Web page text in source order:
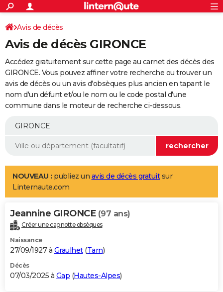
ACTUALITÉS
Politique
Société
Faits Divers
Education
Monde
Villes
+
SPORT
Coupe du monde 2026
Football
Tennis
Cyclisme
Rugby
Forum
Programme TV
TNT
Streaming
Cinéma
Sorties cinéma
Musique
+
FINANCE
Retraite
Epargne
Immobilier
Risques naturels par ville
Banque
Assurance
AUTO
Essais
Réserver un essai
Citadines
Berlines
SUV
Forum auto
+
Mobiles
Meilleur smartphone
Internet
Ordinateurs
Jeux vidéo
Guide high-tech
Aménagement intérieur
LIFESTYLE
Art de vivre
Bien-être
Loisirs
Mode
Modes de vie
Alimentation
Guide de la santé
Maladies
Médicaments
Sommeil
VOYAGE
Destinations
City break
Voyage nature
Voyage de noces
Forum
Climat
+PHOTO
GUIDES D'ACHAT
BONS PLANS
Avis de décès
Avis de décès GIRONCE
Accédez gratuitement sur cette page au carnet des décès des
GIRONCE. Vous pouvez affiner votre recherche ou trouver un
avis de décès ou un avis d'obsèques plus ancien en tapant le
nom d'un défunt et/ou le nom ou le code postal d'une
commune dans le moteur de recherche ci-dessous.
NOUVEAU : publiez un avis de décès gratuitsur
Linternaute.com
Jeannine GIRONCE (97 ans)
Créer une cagnotte obsèques
Naissance
27/09/1927 à Graulhet(Tarn)
Décès
07/03/2025 à Gap (Hautes-Alpes)